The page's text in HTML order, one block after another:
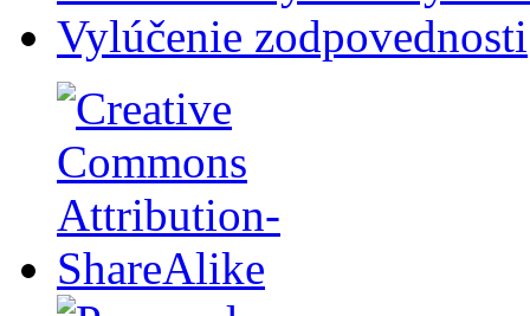
Vylúčenie zodpovednosti